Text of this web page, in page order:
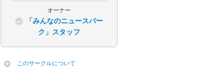
オーナー
「みんなのニュースパー
ク」スタッフ
このサークルについて